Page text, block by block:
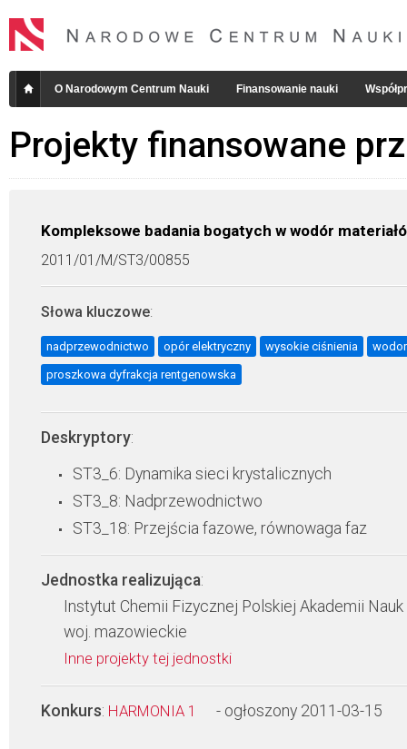
O Narodowym Centrum Nauki Finansowanie nauki
Projekty finansowane
Kompleksowe badania bogatych w wodór
2011/01/M/ST3/00855
Słowa kluczowe:
nadprzewodnictwo opór elektryczny wysokie ciśnienia
proszkowa dyfrakcja rentgenowska
Deskryptory:
ST3_6: Dynamika sieci krystalicznych
ST3_8: Nadprzewodnictwo
ST3_18: Przejścia fazowe, równowaga faz
Jednostka realizująca:
Instytut Chemii Fizycznej Polskiej Akademii Nauk
woj. mazowieckie
Inne projekty tej jednostki
Konkurs: HARMONIA 1 - ogłoszony 2011-03-15